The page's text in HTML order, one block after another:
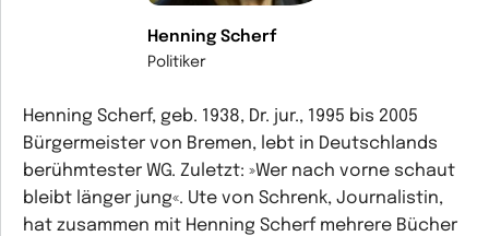
Henning Scherf
Politiker
Henning Scherf, geb. 1938, Dr. jur., 1995 bis 2005
Bürgermeister von Bremen, lebt in Deutschlands
berühmtester WG. Zuletzt: »Wer nach vorne schaut
bleibt länger jung«. Ute von Schrenk, Journalistin,
hat zusammen mit Henning Scherf mehrere Bücher